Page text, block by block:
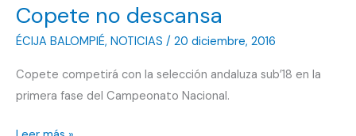
Copete no descansa
ÉCIJA BALOMPIÉ, NOTICIAS / 20 diciembre, 2016
Copete competirá con la selección andaluza sub’18 en la
primera fase del Campeonato Nacional.